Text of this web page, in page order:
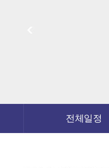
전체일정